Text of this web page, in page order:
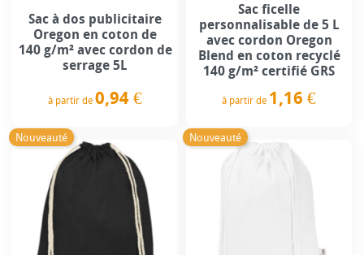
Sac à dos publicitaire
Oregon en coton de
140 g/m² avec cordon de
serrage 5L
à partir de 0,94 €
Sac ficelle
personnalisable de 5 L
avec cordon Oregon
Blend en coton recyclé
140 g/m² certifié GRS
à partir de 1,16 €
Nouveauté Nouveauté